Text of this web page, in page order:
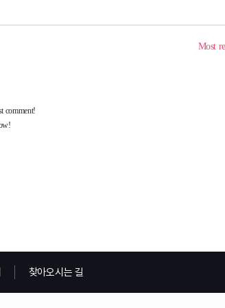
찾아오시는 길